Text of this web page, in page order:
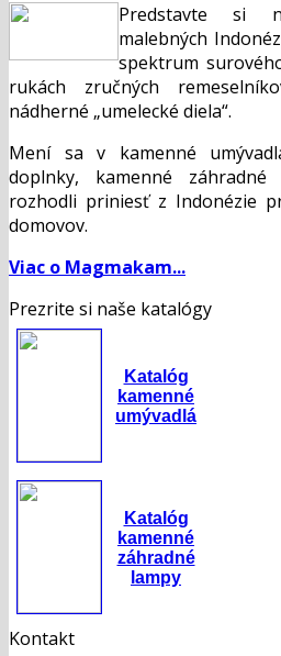
Predstavte si
malebných
spektrum
rukách zručných
nádherné „umelecké diela“.
Mení sa v kamenné
doplnky, kamenné
rozhodli priniesť z Indonézie
domovov.
Viac o Magmakam...
Prezrite si naše katalógy
Katalóg
kamenné
umývadlá
Katalóg
kamenné
záhradné
lampy
Kontakt